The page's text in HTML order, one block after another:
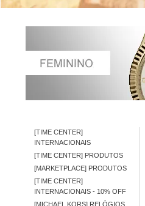
[TIME CENTER]
INTERNACIONAIS
[TIME CENTER] PRODUTOS
[MARKETPLACE] PRODUTOS
[TIME CENTER]
INTERNACIONAIS - 10% OFF
[MICHAEL KORS] RELÓGIOS